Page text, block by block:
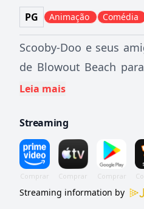
PG Animação Comédia
Scooby-Doo e seus
de Blowout Beach
mas piratas fantasmas
Leia mais
Streaming
Streaming information by